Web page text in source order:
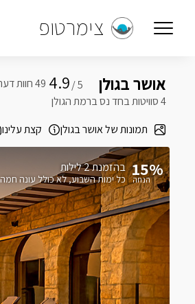
צימרטופ
אושר בגולן 5 /
4.9
4 סוויטות בחד נס ברמת הגולן
תמונות של אושר בגולן
קצת עלינו
15% בהזמנת 2 לילות
כל ימות השבוע לא כולל עונה חמה